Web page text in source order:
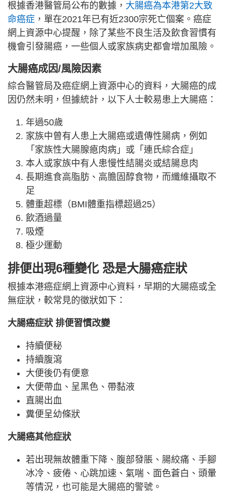
根據香港醫管局公布的數據， 大腸癌為本港第2大致
命癌症 ，單在2021年已有近2300宗死亡個案。癌症
網上資源中心提醒，除了某些不良生活及飲食習慣有
機會引發腸癌，一些個人或家族病史都會增加風險。
大腸癌成因/風險因素
綜合醫管局及癌症網上資源中心的資料，大腸癌的成
因仍然未明，但據統計，以下人士較易患上大腸癌：
年過50歲
家族中曾有人患上大腸癌或遺傳性腸病，例如
「家族性大腸腺瘜肉病」或「連氏綜合症」
本人或家族中有人患慢性結腸炎或結腸息肉
長期進食高脂肪、高膽固醇食物，而纖維攝取不
足
體重超標（BMI體重指標超過25）
飲酒過量
吸煙
極少運動
排便出現6種變化 恐是大腸癌症狀
根據本港癌症網上資源中心資料，早期的大腸癌或全
無症狀，較常見的徵狀如下：
大腸癌症狀 排便習慣改變
持續便秘
持續腹瀉
大便後仍有便意
大便帶血、呈黑色、帶黏液
直腸出血
糞便呈幼條狀
大腸癌其他症狀
若出現無故體重下降、腹部發脹、腸絞痛、手腳
冰冷、疲倦、心跳加速、氣喘、面色蒼白、頭暈
等情況，也可能是大腸癌的警號。